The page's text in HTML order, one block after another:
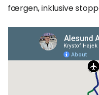
færgen, inklusive